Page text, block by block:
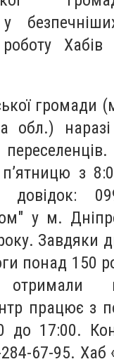
роботу
громади
обл.)
з
у м.
Завдяки
понад 150
працює з
до 17:00.
67-95. Хаб